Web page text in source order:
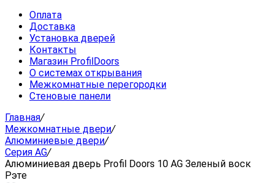
Оплата
Доставка
Установка дверей
Контакты
Магазин ProfilDoors
О системах открывания
Межкомнатные перегородки
Стеновые панели
Главная/
Межкомнатные двери/
Алюминиевые двери/
Серия AG/
Алюминиевая дверь Profil Doors 10 AG Зеленый воск
Рэте